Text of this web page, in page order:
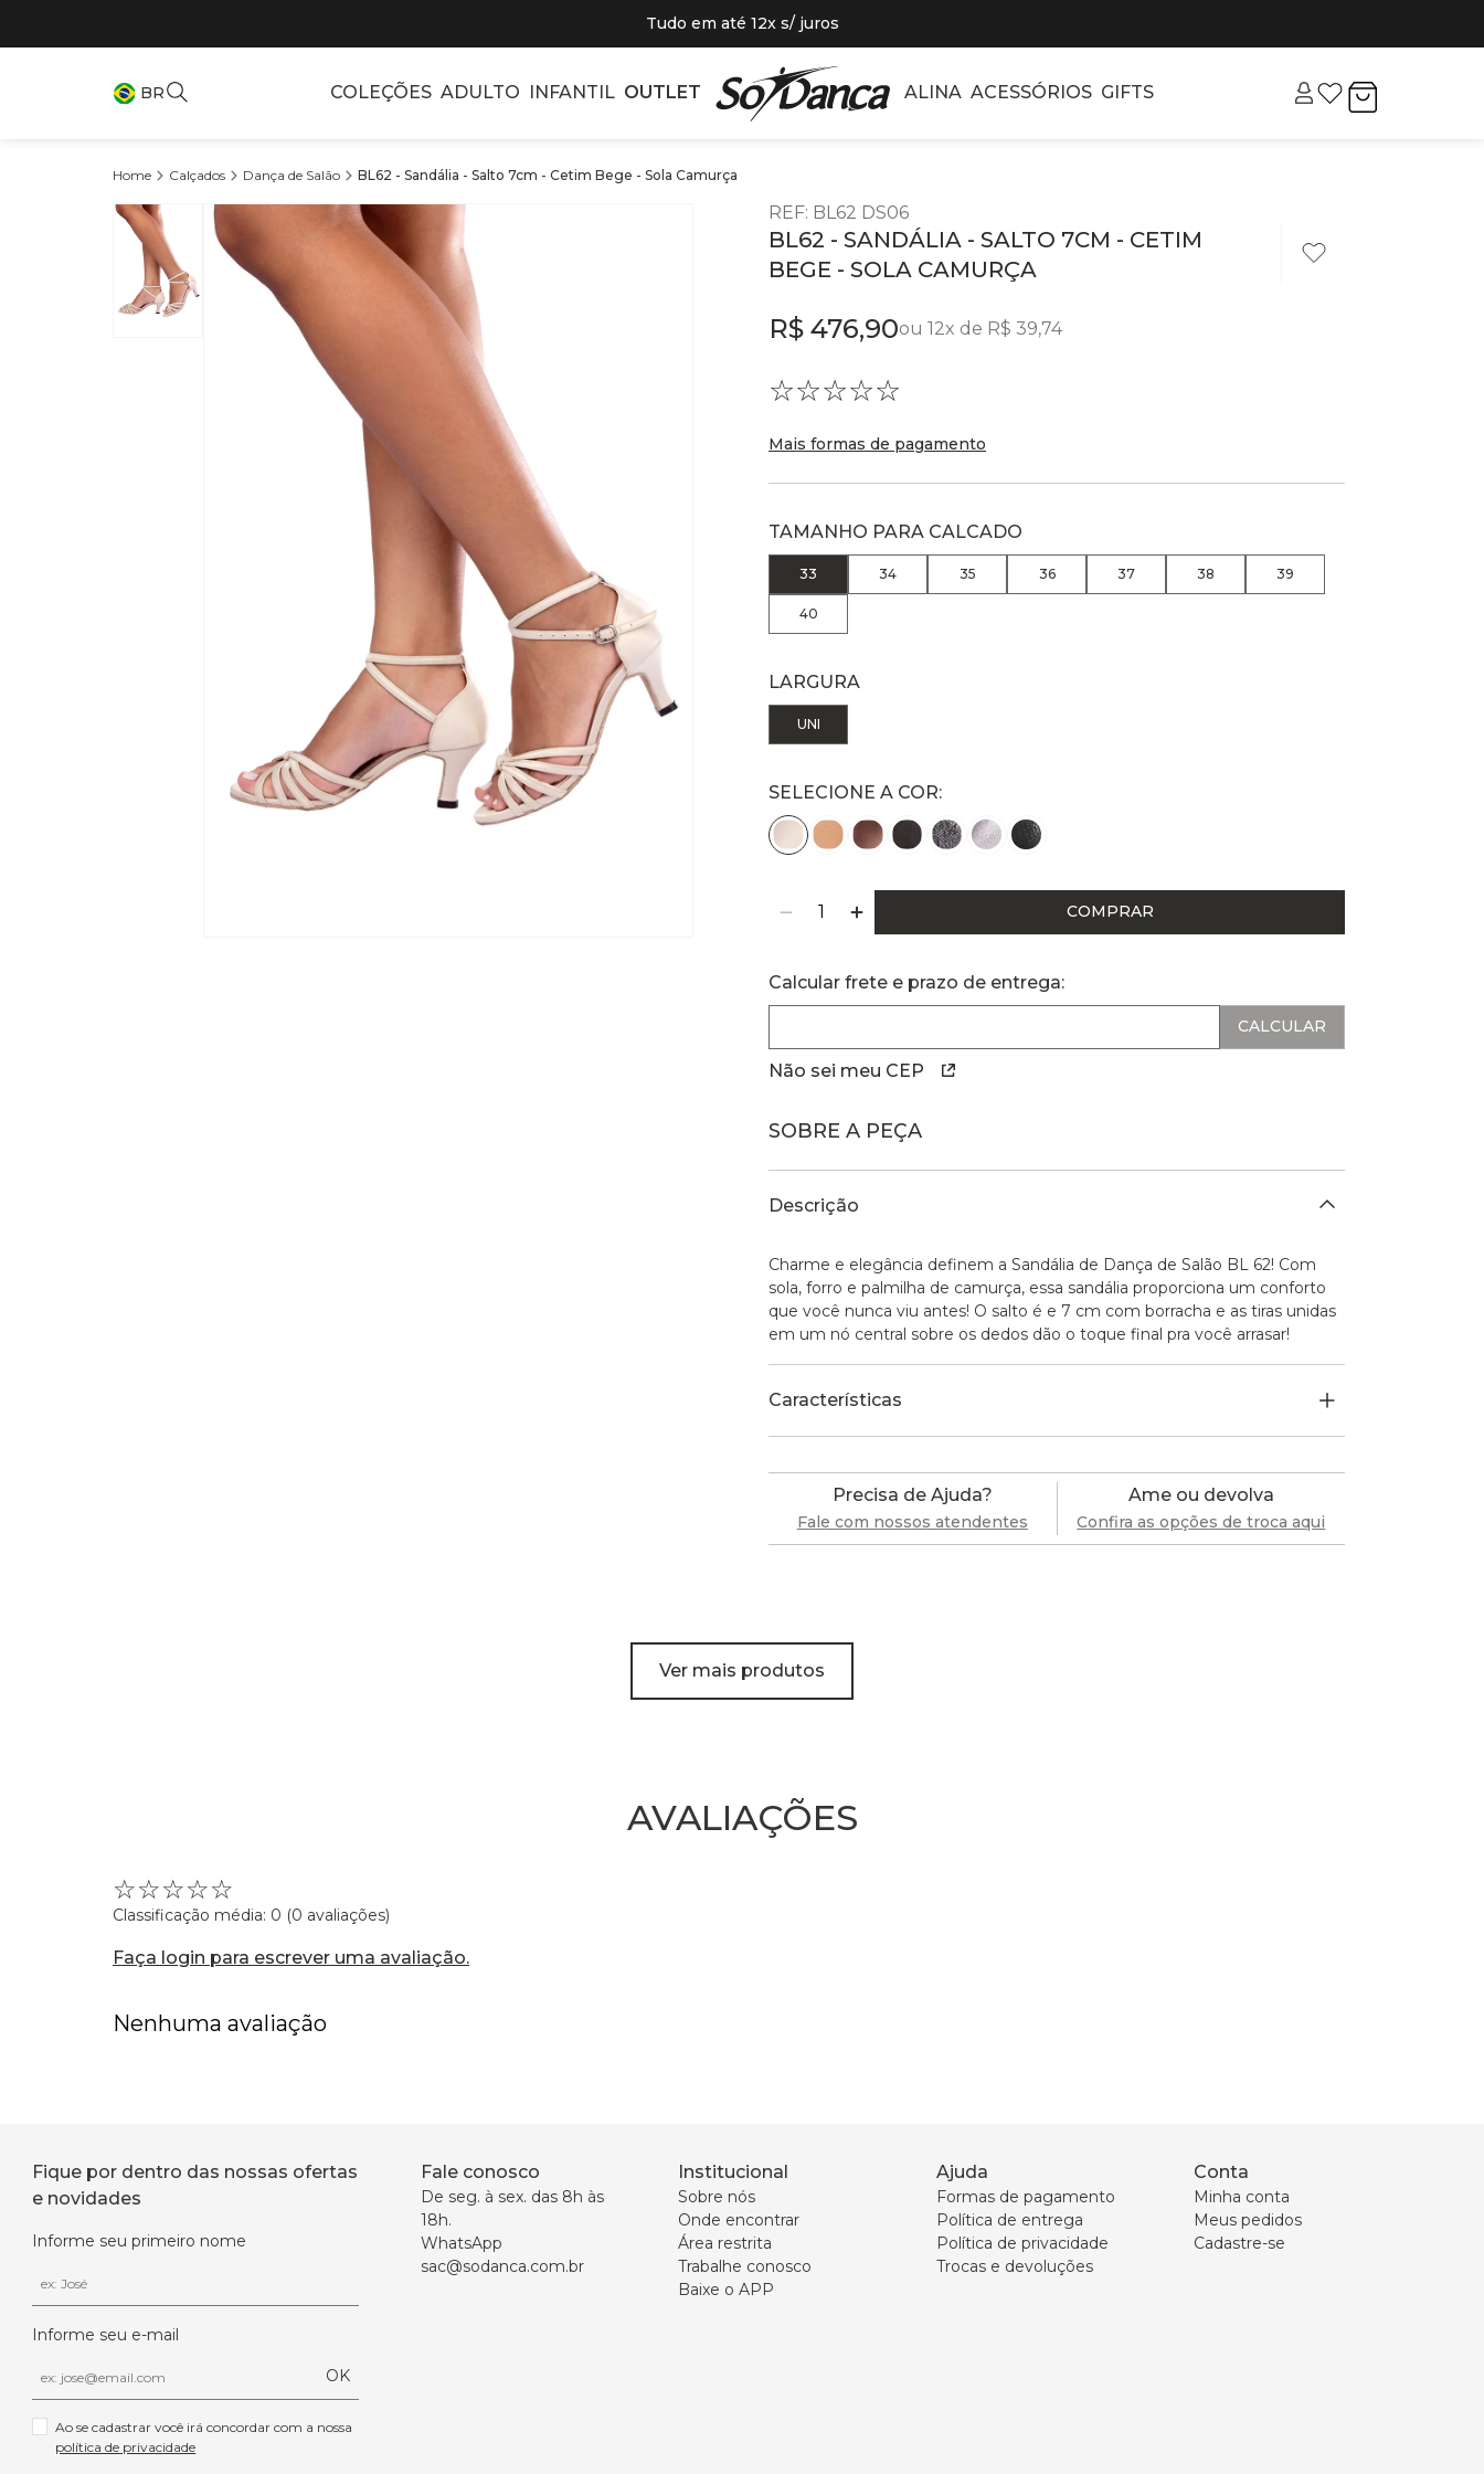
Tudo em até 12x s/ juros
BR COLEÇÕES ADULTO INFANTIL OUTLET ALINA ACESSÓRIOS GIFTS
Calçados Dança de Salão BL62 - Sandália - Salto 7cm - Cetim Bege - Sola Camurça
REF: BL62 DS06
BL62 - SANDÁLIA - SALTO 7CM - CETIM
BEGE - SOLA CAMURÇA
R$ 476,90ou 12x de R$ 39,74
☆☆☆☆☆
Mais formas de pagamento
TAMANHO PARA CALCADO
33 34 35 36 37 38 39
40
LARGURA
UNI
SELECIONE A COR:
COMPRAR
Calcular frete e prazo de entrega:
Não sei meu CEP
SOBRE A PEÇA
Descrição
Charme e elegância definem a Sandália de Dança de Salão BL 62! Com
sola, forro e palmilha de camurça, essa sandália proporciona um conforto
que você nunca viu antes! O salto é e 7 cm com borracha e as tiras unidas
em um nó central sobre os dedos dão o toque final pra você arrasar!
Características
Precisa de Ajuda?
Fale com nossos atendentes
Ame ou devolva
Confira as opções de troca aqui
Ver mais produtos
AVALIAÇÕES
☆☆☆☆☆
Classificação média: 0 (0 avaliações)
Faça login para escrever uma avaliação.
Nenhuma avaliação
Fique por dentro das nossas ofertas
e novidades
Informe seu primeiro nome
Informe seu e-mail
OK
política de privacidade
Fale conosco
De seg. à sex. das 8h às
18h.
WhatsApp
sac@sodanca.com.br
Institucional
Sobre nós
Onde encontrar
Área restrita
Trabalhe conosco
Baixe o APP
Ajuda
Formas de pagamento
Política de entrega
Política de privacidade
Trocas e devoluções
Conta
Minha conta
Meus pedidos
Cadastre-se